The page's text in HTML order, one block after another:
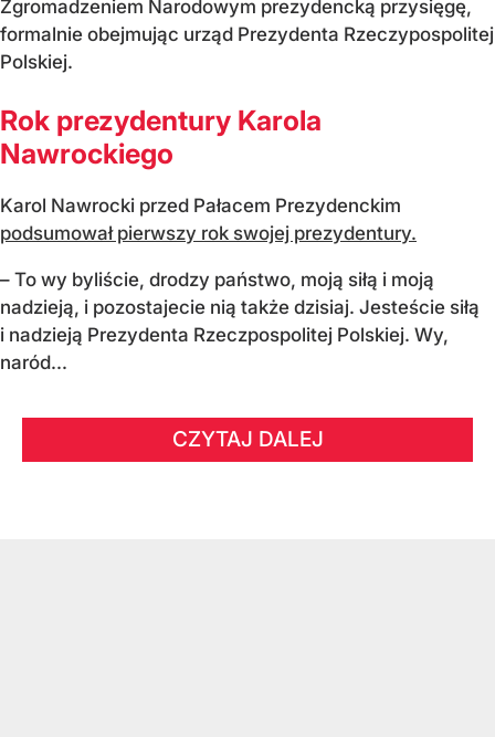
Zgromadzeniem Narodowym prezydencką przysięgę,
formalnie obejmując urząd Prezydenta Rzeczypospolitej
Polskiej.
Rok prezydentury Karola
Nawrockiego
Karol Nawrocki przed Pałacem Prezydenckim
podsumował pierwszy rok swojej prezydentury.
– To wy byliście, drodzy państwo, moją siłą i moją
nadzieją, i pozostajecie nią także dzisiaj. Jesteście siłą
i nadzieją Prezydenta Rzeczpospolitej Polskiej. Wy,
naród...
CZYTAJ DALEJ